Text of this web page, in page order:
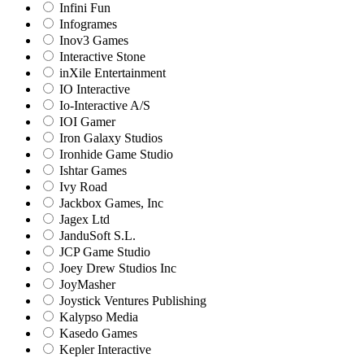
Infini Fun
Infogrames
Inov3 Games
Interactive Stone
inXile Entertainment
IO Interactive
Io-Interactive A/S
IOI Gamer
Iron Galaxy Studios
Ironhide Game Studio
Ishtar Games
Ivy Road
Jackbox Games, Inc
Jagex Ltd
JanduSoft S.L.
JCP Game Studio
Joey Drew Studios Inc
JoyMasher
Joystick Ventures Publishing
Kalypso Media
Kasedo Games
Kepler Interactive